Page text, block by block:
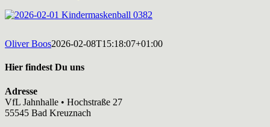
Oliver Boos2026-02-08T15:18:07+01:00
Hier findest Du uns
Adresse
VfL Jahnhalle • Hochstraße 27
55545 Bad Kreuznach